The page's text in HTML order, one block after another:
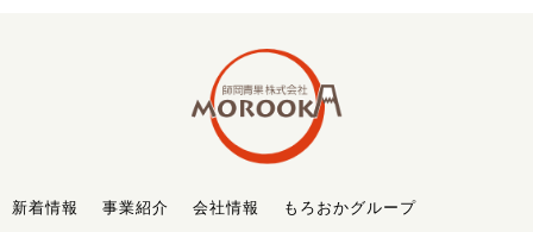
新着情報 事業紹介 会社情報 もろおかグループ